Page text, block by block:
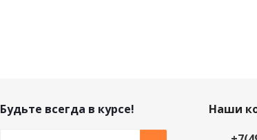
Будьте всегда в курсе!
Наши